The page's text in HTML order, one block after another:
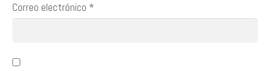
Correo electrónico *